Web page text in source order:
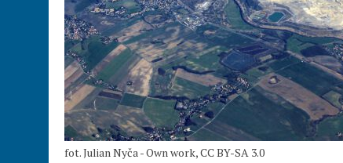
fot. Julian Nyča - Own work, CC BY-SA 3.0